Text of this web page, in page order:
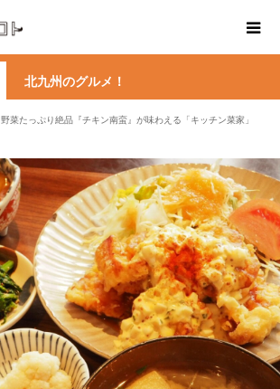
北九州のグルメ！
野菜たっぷり絶品『チキン南蛮』が味わえる「キッチン菜家」